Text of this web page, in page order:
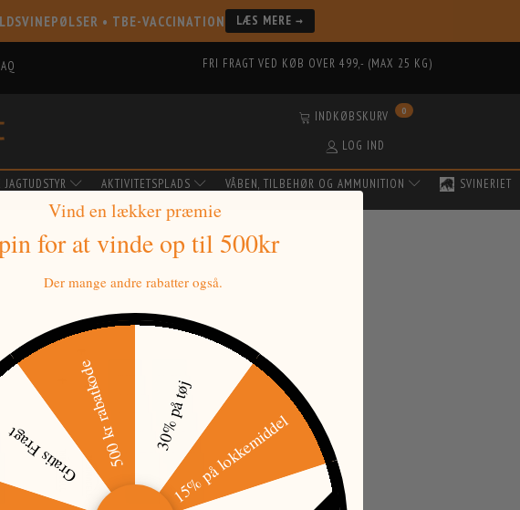
• TBE-VACCINATION LÆS MERE →
FRI FRAGT VED KØB OVER 499,- (MAX 25 KG)
INDKØBSKURV 0
LOG IND
AKTIVITETSPLADS VÅBEN, TILBEHØR OG AMMUNITION SVINERIET
Vind en lækker præmie
for at vindeop til 500kr
Der mange andre rabatter også.
30% på tøj
15% på lokkemiddel
Gratis Fragt500 kr rabatkode